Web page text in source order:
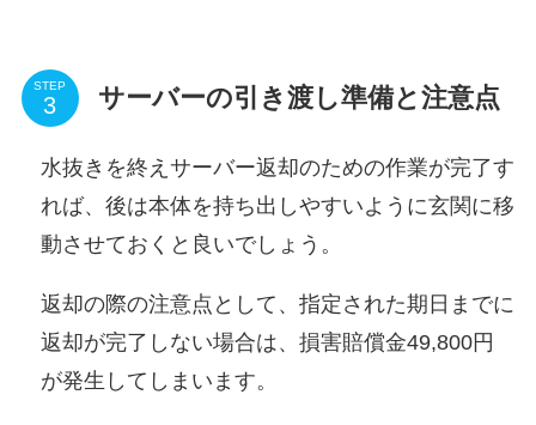
STEP サーバーの引き渡し準備と注意点
水抜きを終えサーバー返却のための作業が完了す
れば、後は本体を持ち出しやすいように玄関に移
動させておくと良いでしょう。
返却の際の注意点として、指定された期日までに
返却が完了しない場合は、 損害賠償金49,800円
が発生してしまいます。